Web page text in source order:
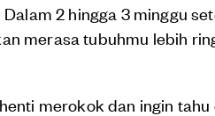
2 hingga 3 minggu
merasa tubuhmu lebih
merokok dan ingin